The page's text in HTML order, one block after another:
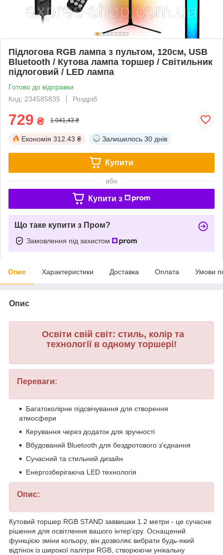
Підлогова RGB лампа з пультом, 120см, USB
Bluetooth / Кутова лампа торшер / Світильник
підлоговий / LED лампа
Готово до відправки
Код: 234585835
Роздріб
729 ₴ 1 041,43 ₴
Економія 312.43 ₴ Залишилось 30 днів
Купити
або
Купити з
Що таке купити з Пром?
Замовлення під захистом
Опис Характеристики Доставка Оплата Умови
Опис
Освіти свій світ: стиль, колір та
технології в одному торшері!
Переваги:
Багатоколірне підсвічування для створення
атмосфери
Керування через додаток для зручності
Вбудований Bluetooth для бездротового з'єднання
Сучасний та стильний дизайн
Енергозберігаюча LED технологія
Опис:
Кутовий торшер RGB STAND заввишки 1.2 метри - це сучасне
рішення для освітлення вашого інтер'єру. Оснащений
функцією зміни кольору, він дозволяє вибрати будь-який
відтінок із широкої палітри RGB, створюючи унікальну